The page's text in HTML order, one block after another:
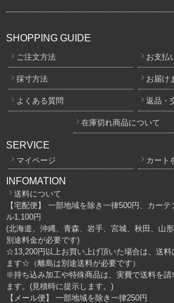
SHOPPING GUIDE
ご注文方法 お支払
採寸方法 お届け
よくある質問 返品・
在庫切れ商品について
SERVICE
マイページ カート
INFOMATION
送料について
【宅配便】 一部地域を除き一律500円、カー
ル1,100円
(北海道、沖縄、青森、岩手、宮城、秋田、山
別途料金が必要です)
☆13,200円以上お買い上げ頂いた場合は、送料
ます☆（離島は別途送料が必要です）
※持ち込み加工や特殊商品は、実費で送料を請
ます。(見積時に提示します。)
【メール便】 一部地域を除き一律250円